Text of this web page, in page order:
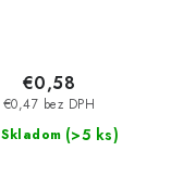
Skladom (>5 ks)
€0,47 bez DPH
€0,58